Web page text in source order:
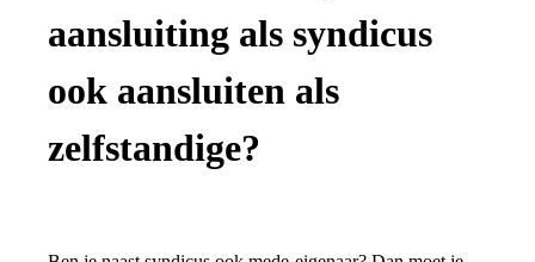
aansluiting als syndicus
ook aansluiten als
zelfstandige?